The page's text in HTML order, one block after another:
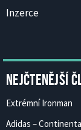
Inzerce
Nejčtenější
Extrémní Ironman
Adidas –